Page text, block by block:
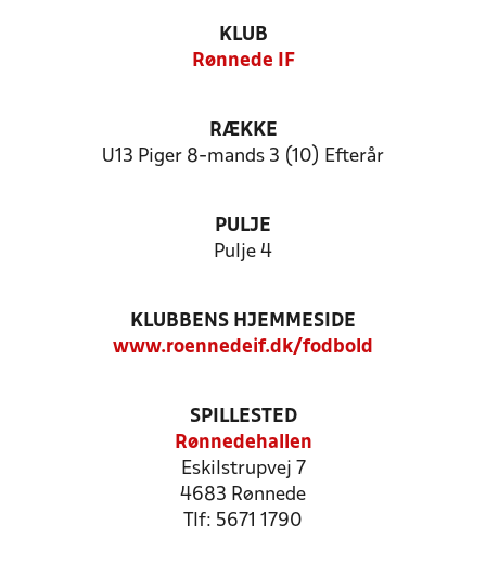
KLUB
Rønnede IF
RÆKKE
U13 Piger 8-mands 3 (10) Efterår
PULJE
Pulje 4
KLUBBENS HJEMMESIDE
www.roennedeif.dk/fodbold
SPILLESTED
Rønnedehallen
Eskilstrupvej 7
4683 Rønnede
Tlf: 5671 1790